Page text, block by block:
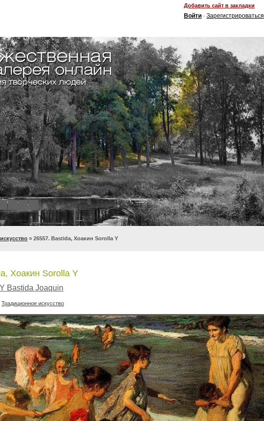
Добавить сайт в закладки
Войти · Зарегистрироваться
8
» 26557. Bastida, Хоакин Sorolla Y
Хоакин Sorolla Y
Bastida Joaquin
Традиционное искусство